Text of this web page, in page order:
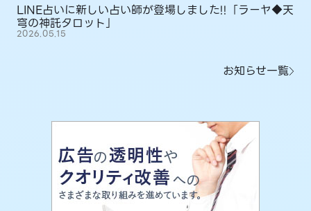
LINE占いに新しい占い師が登場しました!!「ラーヤ◆天
穹の神託タロット」
2026.05.15
お知らせ一覧